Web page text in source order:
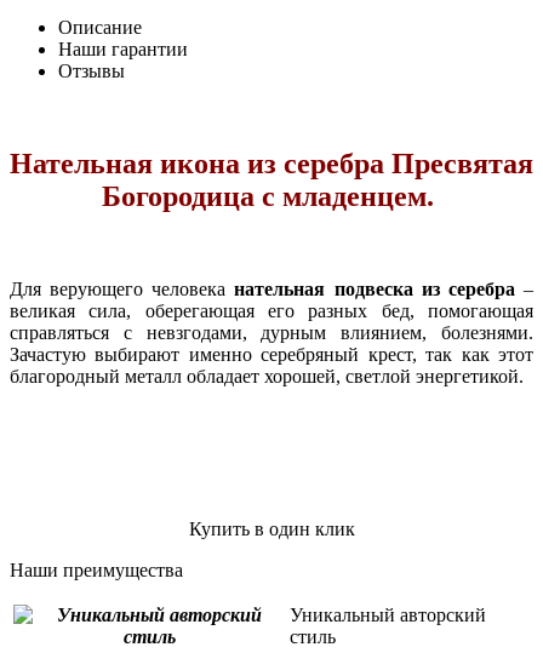
Описание
Наши гарантии
Отзывы
Нательная икона из серебра Пресвятая
Богородица с младенцем.
Для верующего человеканательная подвеска из серебра –
великая сила, оберегающая его разных бед, помогающая
справляться с невзгодами, дурным влиянием, болезнями.
Зачастую выбирают именно серебряный крест, так как этот
благородный металл обладает хорошей, светлой энергетикой.
Купить в один клик
Наши преимущества
Уникальный авторский
стиль